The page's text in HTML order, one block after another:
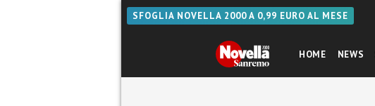
SFOGLIA NOVELLA 2000 A 0,99 EURO AL MESE
HOME NEWS